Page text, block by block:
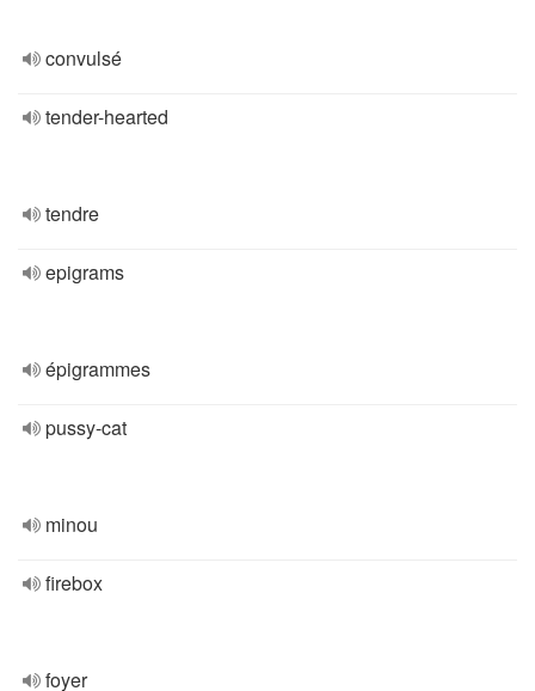
convulsé
tender-hearted
tendre
epigrams
épigrammes
pussy-cat
minou
firebox
foyer